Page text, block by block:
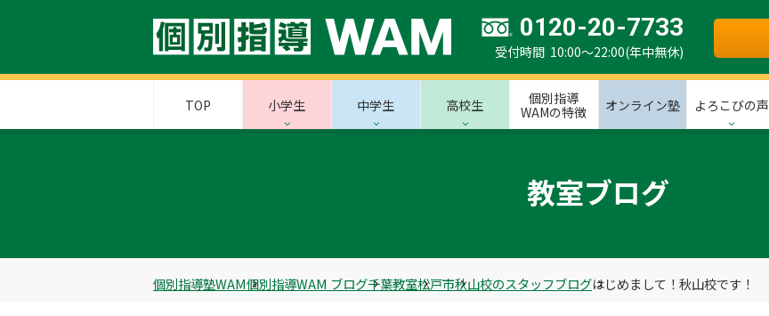
0120-20-7733
受付時間 10:00～22:00(年中無休)
TOP 小学生 中学生 高校生
個別指導
WAMの特徴
オンライン塾 よろこびの声
教室ブログ
個別指導塾WAM個別指導WAM ブログ千葉教室松戸市秋山校のスタッフブログはじめまして！秋山校です！